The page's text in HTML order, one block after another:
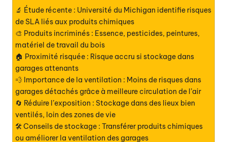
🔬 Étude récente : Université du Michigan identifie risques
de SLA liés aux produits chimiques
🎨 Produits incriminés : Essence, pesticides, peintures,
matériel de travail du bois
🏠 Proximité risquée : Risque accru si stockage dans
garages attenants
💨 Importance de la ventilation : Moins de risques dans
garages détachés grâce à meilleure circulation de l’air
🔄 Réduire l’exposition : Stockage dans des lieux bien
ventilés, loin des zones de vie
🛠️ Conseils de stockage : Transférer produits chimiques
ou améliorer la ventilation des garages